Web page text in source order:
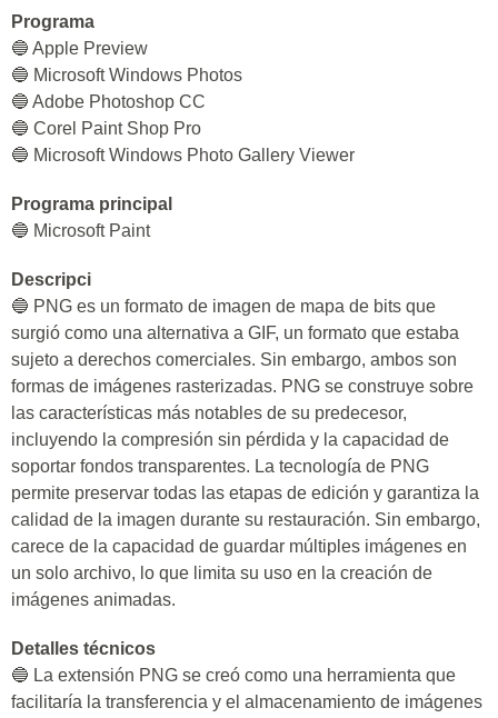
Programa
🔵 Apple Preview
🔵 Microsoft Windows Photos
🔵 Adobe Photoshop CC
🔵 Corel Paint Shop Pro
🔵 Microsoft Windows Photo Gallery Viewer
Programa principal
🔵 Microsoft Paint
Descripci
🔵 PNG es un formato de imagen de mapa de bits que
surgió como una alternativa a GIF, un formato que estaba
sujeto a derechos comerciales. Sin embargo, ambos son
formas de imágenes rasterizadas. PNG se construye sobre
las características más notables de su predecesor,
incluyendo la compresión sin pérdida y la capacidad de
soportar fondos transparentes. La tecnología de PNG
permite preservar todas las etapas de edición y garantiza la
calidad de la imagen durante su restauración. Sin embargo,
carece de la capacidad de guardar múltiples imágenes en
un solo archivo, lo que limita su uso en la creación de
imágenes animadas.
Detalles técnicos
🔵 La extensión PNG se creó como una herramienta que
facilitaría la transferencia y el almacenamiento de imágenes